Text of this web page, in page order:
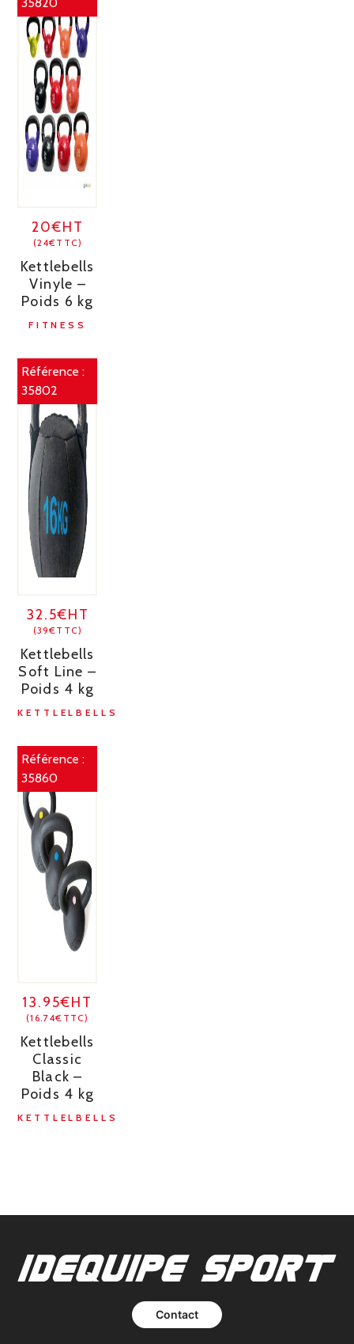
20€HT
(24€TTC)
Kettlebells
Vinyle –
Poids 6 kg
FITNESS
Référence :
35802
32.5€HT
(39€TTC)
Kettlebells
Soft Line –
Poids 4 kg
KETTLELBELLS
Référence :
35860
13.95€HT
(16.74€TTC)
Kettlebells
Classic
Black –
Poids 4 kg
KETTLELBELLS
Contact